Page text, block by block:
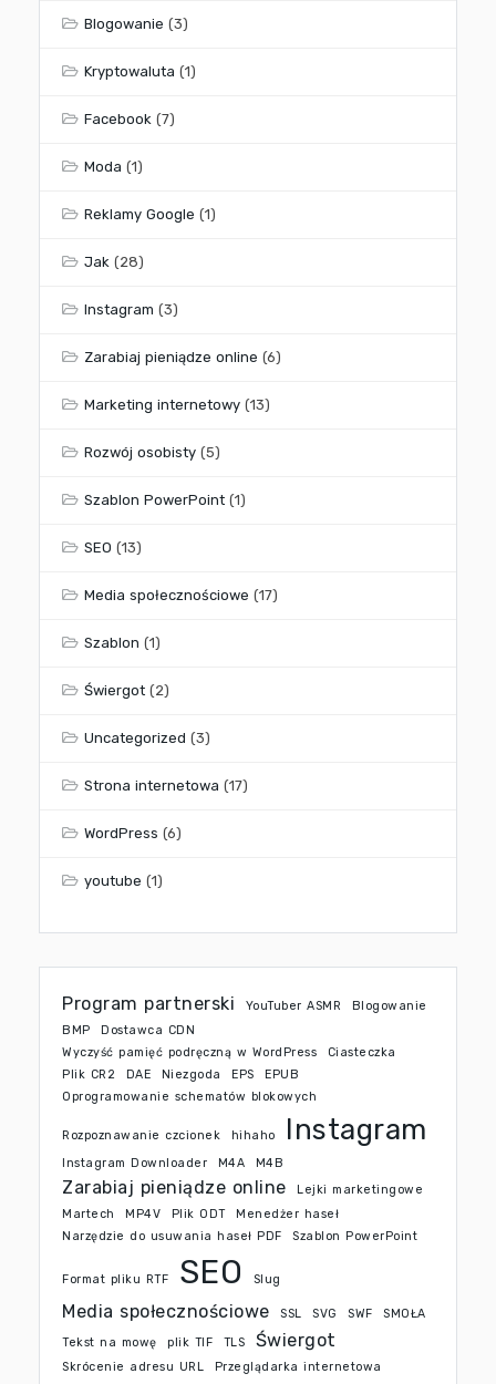
Blogowanie (3)
Kryptowaluta (1)
Facebook (7)
Moda (1)
Reklamy Google (1)
Jak (28)
Instagram (3)
Zarabiaj pieniądze online (6)
Marketing internetowy (13)
Rozwój osobisty (5)
Szablon PowerPoint (1)
SEO (13)
Media społecznościowe (17)
Szablon (1)
Świergot (2)
Uncategorized (3)
Strona internetowa (17)
WordPress (6)
youtube (1)
Program partnerski YouTuber ASMR
Blogowanie
BMP
Dostawca CDN
Wyczyść pamięć podręczną w WordPress
Ciasteczka
Plik CR2
DAE Niezgoda EPS
EPUB
Oprogramowanie schematów blokowych
Rozpoznawanie czcionek hihaho Instagram
Instagram Downloader M4A M4B
Zarabiaj pieniądze online
Lejki marketingowe
Martech
MP4V Plik ODT
Menedżer haseł
Narzędzie do usuwania haseł PDF
Szablon PowerPoint
Format pliku RTF SEO Slug
Media społecznościowe SSL SVG SWF
SMOŁA
Tekst na mowę
plik TIF TLS Świergot
Skrócenie adresu URL
Przeglądarka internetowa